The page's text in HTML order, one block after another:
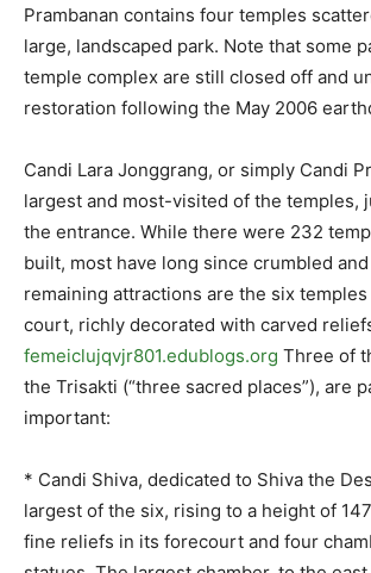
Prambanan contains four temples
large, landscaped park. Note that some
temple complex are still closed off and
restoration following the May 2006
Candi Lara Jonggrang, or simply Candi
largest and most-visited of the temples,
the entrance. While there were 232
built, most have long since crumbled
remaining attractions are the six
court, richly decorated with carved
femeiclujqvjr801.edublogs.org Three of
the Trisakti (“three sacred places”), are
important:
* Candi Shiva, dedicated to Shiva the
largest of the six, rising to a height of
fine reliefs in its forecourt and four